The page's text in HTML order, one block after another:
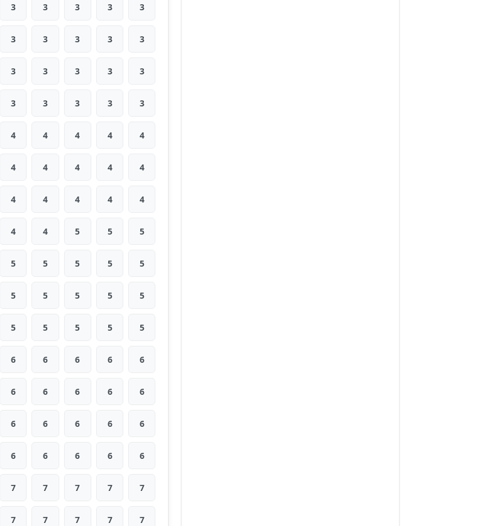
3 3 3 3 3
3 3 3 3 3
3 3 3 3 3
3 3 3 3 3
4 4 4 4 4
4 4 4 4 4
4 4 4 4 4
4 4 5 5 5
5 5 5 5 5
5 5 5 5 5
5 5 5 5 5
6 6 6 6 6
6 6 6 6 6
6 6 6 6 6
6 6 6 6 6
7 7 7 7 7
7 7 7 7 7